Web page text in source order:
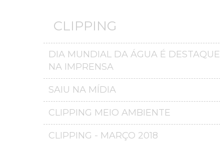
CLIPPING
DIA MUNDIAL DA ÁGUA É DESTAQUE
NA IMPRENSA
SAIU NA MÍDIA
CLIPPING MEIO AMBIENTE
CLIPPING - MARÇO 2018